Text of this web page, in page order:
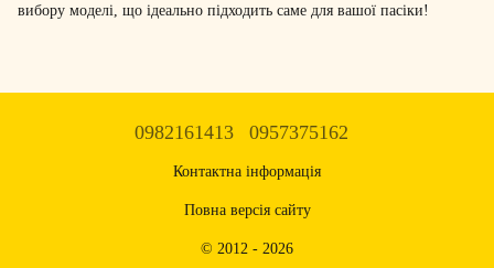
вибору моделі, що ідеально підходить саме для вашої пасіки!
0982161413 0957375162
Контактна інформація
Повна версія сайту
© 2012 - 2026